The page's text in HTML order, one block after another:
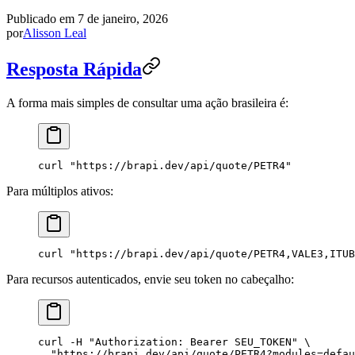
Publicado em 7 de janeiro, 2026
porAlisson Leal
Resposta Rápida
A forma mais simples de consultar uma ação brasileira é:
curl " https://brapi.dev/api/quote/PETR4"
Para múltiplos ativos:
curl " https://brapi.dev/api/quote/
Para recursos autenticados, envie seu token no cabeçalho:
curl -H "Authorization: Bearer SEU_TOKEN "
\